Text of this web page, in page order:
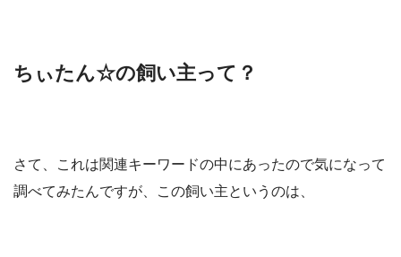
ちぃたん☆の飼い主って？
さて、これは関連キーワードの中にあったので気になって
調べてみたんですが、この飼い主というのは、